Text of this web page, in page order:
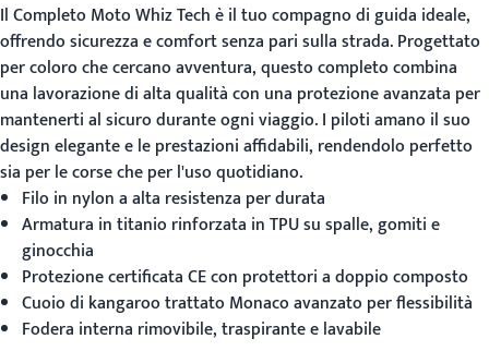
IlCompleto Moto Whiz Techè il tuo compagno di guida ideale,
offrendo sicurezza e comfort senza pari sulla strada. Progettato
per coloro che cercano avventura, questo completo combina
una lavorazione di alta qualità con una protezione avanzata per
mantenerti al sicuro durante ogni viaggio. I piloti amano il suo
design elegante e le prestazioni affidabili, rendendolo perfetto
sia per le corse che per l'uso quotidiano.
Filo in nylon a alta resistenza per durata
Armatura in titanio rinforzata in TPU su spalle, gomiti e
ginocchia
Protezione certificata CE con protettori a doppio composto
Cuoio di kangaroo trattato Monaco avanzato per flessibilità
Fodera interna rimovibile, traspirante e lavabile